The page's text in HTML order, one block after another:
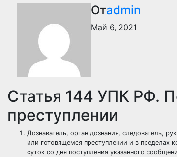
Отadmin
Май 6, 2021
Статья 144 УПК РФ.
преступлении
Дознаватель, орган дознания, следователь,
или готовящемся преступлении и в пределах
суток со дня поступления указанного